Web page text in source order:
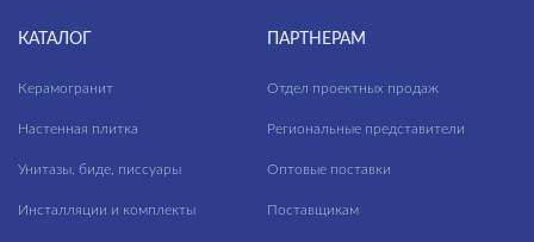
КАТАЛОГ
Керамогранит
Настенная плитка
Унитазы, биде, писсуары
Инсталляции и комплекты
ПАРТНЕРАМ
Отдел проектных продаж
Региональные представители
Оптовые поставки
Поставщикам